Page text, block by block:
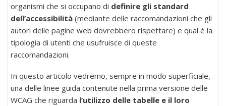
organismi che si occupano di definire gli standard
dell’accessibilità(mediante delle raccomandazioni che gli
autori delle pagine web dovrebbero rispettare) e qual è la
tipologia di utenti che usufruisce di queste
raccomandazioni.
In questo articolo vedremo, sempre in modo superficiale,
una delle linee guida contenute nella prima versione delle
WCAG che riguarda l’utilizzo delle tabelle e il loro